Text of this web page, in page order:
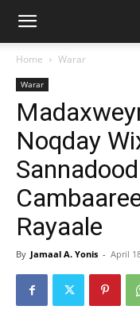
Home Warar
Warar
Noqday
Rayaale
By Jamaal A. Yonis - April